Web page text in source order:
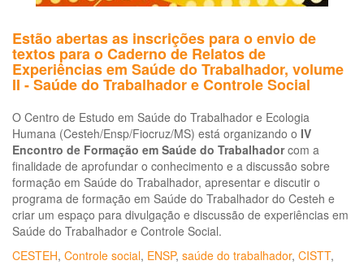
Estão abertas as inscrições para o envio de
textos para o Caderno de Relatos de
Experiências em Saúde do Trabalhador, volume
II - Saúde do Trabalhador e Controle Social
O Centro de Estudo em Saúde do Trabalhador e Ecologia
Humana (Cesteh/Ensp/Fiocruz/MS) está organizando o IV
Encontro de Formação em Saúde do Trabalhadorcom a
finalidade de aprofundar o conhecimento e a discussão sobre
formação em Saúde do Trabalhador, apresentar e discutir o
programa de formação em Saúde do Trabalhador do Cesteh e
criar um espaço para divulgação e discussão de experiências em
Saúde do Trabalhador e Controle Social.
CESTEH, Controle social, ENSP, saúde do trabalhador, CISTT,